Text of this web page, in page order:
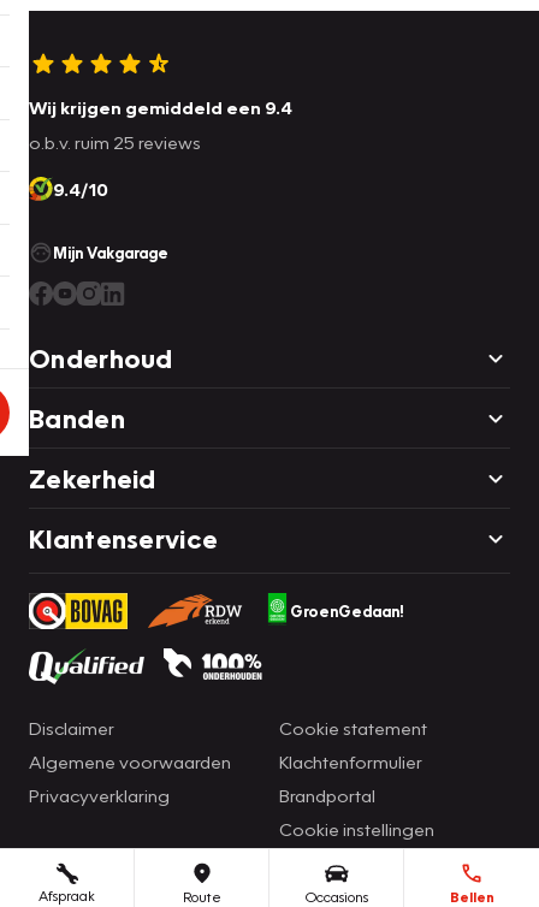
Afspraak Route Occasions Bellen
Wij krijgen gemiddeld een 9.4
o.b.v. ruim 25 reviews
9.4/10
Mijn Vakgarage
Onderhoud
Banden
Zekerheid
Klantenservice
GroenGedaan!
Disclaimer
Algemene voorwaarden
Privacyverklaring
Cookie statement
Klachtenformulier
Brandportal
Cookie instellingen